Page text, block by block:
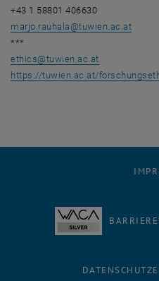
+43 1 58801 406630
marjo.rauhala @tuwien.ac.at
***
ethics@tuwien.ac.at
https://tuwien.ac.at/